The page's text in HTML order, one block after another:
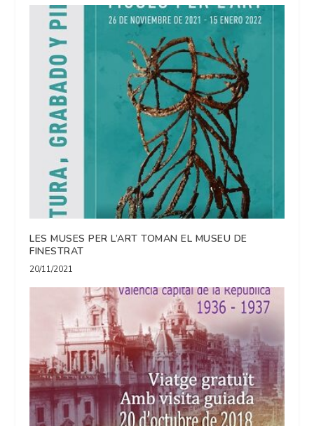
LES MUSES PER L’ART TOMAN EL MUSEU DE
FINESTRAT
20/11/2021